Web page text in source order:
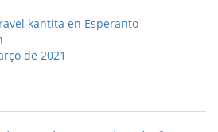
kantita en Esperanto
de 2021